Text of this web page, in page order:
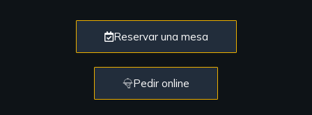
Reservar una mesa
Pedir online